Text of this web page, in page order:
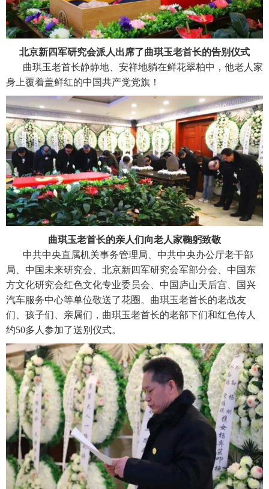
北京新四军研究会派人出席了曲琪玉老首长的告别仪式
曲琪玉老首长静静地、安祥地躺在鲜花翠柏中，他老人家
身上覆着盖鲜红的中国共产党党旗！
曲琪玉老首长的亲人们向老人家鞠躬致敬
中共中央直属机关事务管理局、中共中央办公厅老干部
局、中国未来研究会、北京新四军研究会军部分会、中国东
方文化研究会红色文化专业委员会、中国庐山天后宫、国兴
汽车服务中心等单位敬送了花圈。曲琪玉老首长的老战友
们、孩子们、亲属们，曲琪玉老首长的老部下们和红色传人
约50多人参加了送别仪式。